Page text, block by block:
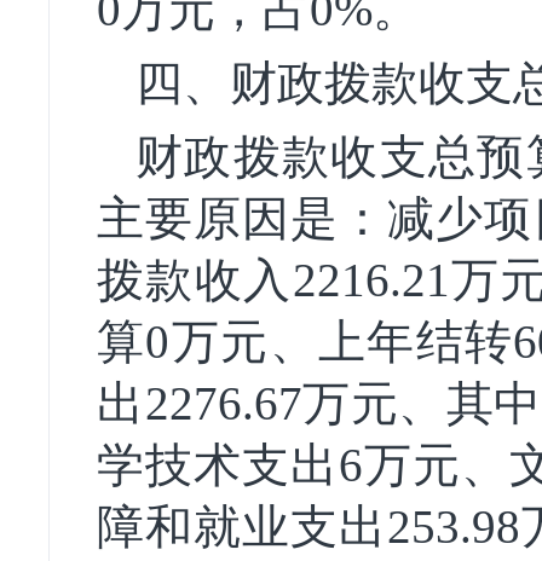
四、财政拨款收支
财政拨款收支总预
主要原因是：减少
拨款收入2216.21万
算0万元、上年结转
出2276.67万元、其
学技术支出6万元、
障和就业支出